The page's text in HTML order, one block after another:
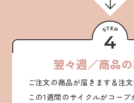
翌々週／商品
ご注文の商品が届きます＆注
この1週間のサイクルがコー